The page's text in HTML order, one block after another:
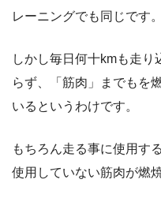
レーニングでも同じです。
しかし毎日何十kmも走り
らず、「筋肉」までもを
いるというわけです。
もちろん走る事に使用す
使用していない筋肉が燃